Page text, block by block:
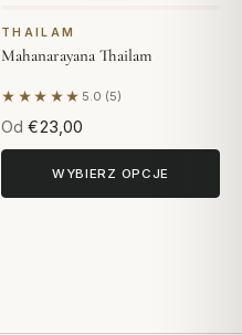
THAILAM
Mahanarayana Thailam
★★★★★ 5.0 (5)
Na podstawie 5 opinii
Od €23,00
WYBIERZ OPCJE